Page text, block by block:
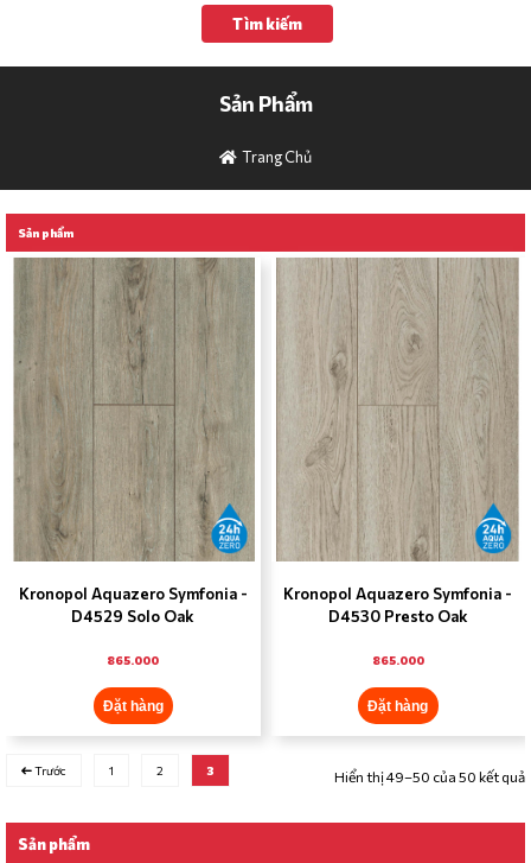
–
12mm/AC5
Kronopol
Aqua
Symfonia
–
12mm/AC5
Tìm kiếm
Sản Phẩm
Trang Chủ
Sản phẩm
Sản phẩm
Kronopol Aquazero Symfonia -
D4529 Solo Oak
865.000
Đặt hàng
Kronopol Aquazero Symfonia -
D4530 Presto Oak
865.000
Đặt hàng
Trước 1 2 3 Hiển thị 49–50 của 50 kết quả